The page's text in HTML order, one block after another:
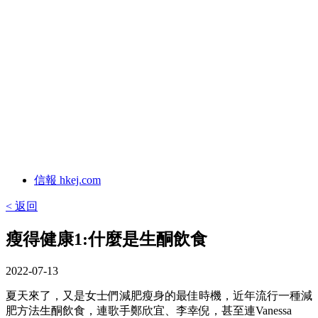
信報 hkej.com
< 返回
瘦得健康1:什麼是生酮飲食
2022-07-13
夏天來了，又是女士們減肥瘦身的最佳時機，近年流行一種減
肥方法生酮飲食，連歌手鄭欣宜、李幸倪，甚至連Vanessa